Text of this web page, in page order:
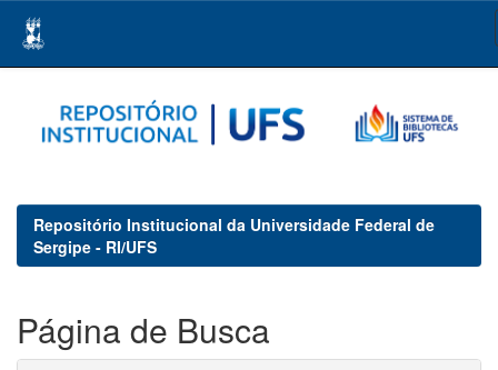
navigation
Repositório Institucional da Universidade Federal de
Sergipe - RI/UFS
Página de Busca